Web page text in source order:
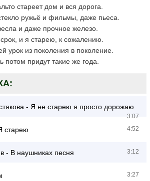
стареет дом и вся дорога.
ружьё и фильмы, даже пьеса.
и даже прочное железо.
и я старею, к сожалению.
урок из поколения в поколение.
потом придут такие же года.
- Я не старею я просто дорожаю
3:07
старею 4:52
- В наушниках песня 3:12
3:27